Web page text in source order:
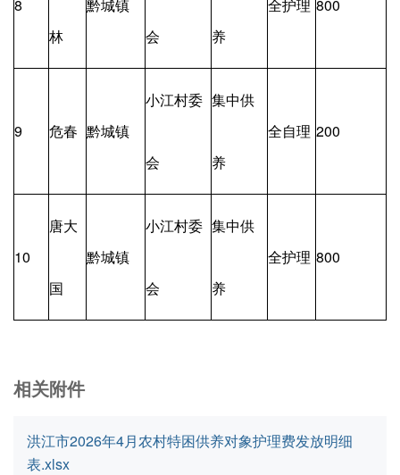
8
林
黔城镇
会 养
全护理 800
9 危春 黔城镇
小江村委
会
集中供
养
全自理 200
10
唐大
国
黔城镇
小江村委
会
集中供
养
全护理 800
相关附件
洪江市2026年4月农村特困供养对象护理费发放明细
表.xlsx